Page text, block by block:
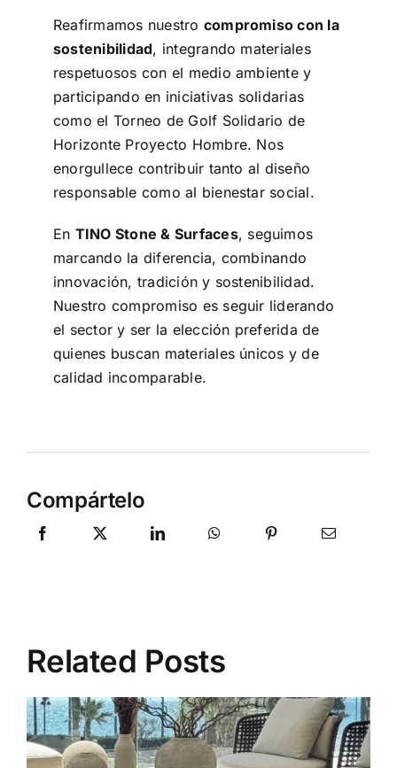
Reafirmamos nuestro compromiso con la
sostenibilidad, integrando materiales
respetuosos con el medio ambiente y
participando en iniciativas solidarias
como el Torneo de Golf Solidario de
Horizonte Proyecto Hombre. Nos
enorgullece contribuir tanto al diseño
responsable como al bienestar social.
En TINO Stone & Surfaces, seguimos
marcando la diferencia, combinando
innovación, tradición y sostenibilidad.
Nuestro compromiso es seguir liderando
el sector y ser la elección preferida de
quienes buscan materiales únicos y de
calidad incomparable.
Compártelo
Related Posts